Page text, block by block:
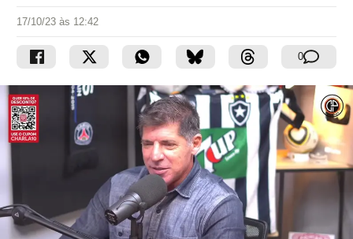
17/10/23 às 12:42
0